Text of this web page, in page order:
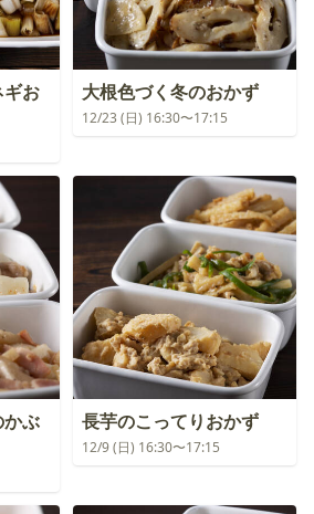
お
大根色づく冬のおかず
12/23 (日) 16:30〜17:15
ぶ
長芋のこってりおかず
12/9 (日) 16:30〜17:15